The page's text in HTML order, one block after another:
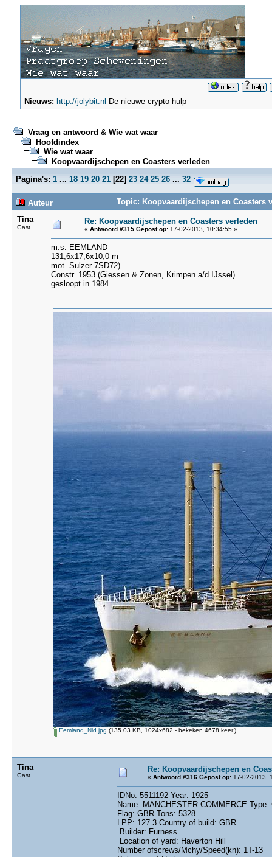
Nieuws: http://jolybit.nl De nieuwe crypto hulp
Vraag en antwoord & Wie wat waar
Hoofdindex
Wie wat waar
Koopvaardijschepen en Coasters verleden
Pagina's: 1 ... 18 19 20 21 [22] 23 24 25 26 ... 32
Auteur
Topic: Koopvaardijschepen en Coasters
Tina
Gast
Re: Koopvaardijschepen en Coasters verleden
« Antwoord #315 Gepost op: 17-02-2013, 10:34:55 »
m.s. EEMLAND
131,6x17,6x10,0 m
mot. Sulzer 7SD72)
Constr. 1953 (Giessen & Zonen, Krimpen a/d IJssel)
gesloopt in 1984
Eemland_Nld.jpg (135.03 KB, 1024x682 - bekeken 4678 keer.)
Tina
Gast
Re: Koopvaardijschepen en
« Antwoord #316 Gepost op: 17-02-2013,
IDNo: 5511192 Year: 1925
Name: MANCHESTER COMMERCE Type:
Flag: GBR Tons: 5328
LPP: 127.3 Country of build: GBR
Builder: Furness
Location of yard: Haverton Hill
Number ofscrews/Mchy/Speed(kn): 1T-13